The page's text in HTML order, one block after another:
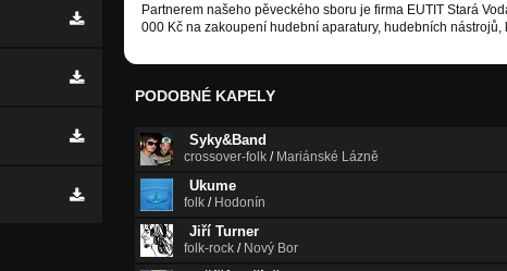
Partnerem našeho pěveckého sboru je firma EUTIT Stará
000 Kč na zakoupení hudební aparatury, hudebních nástrojů,
PODOBNÉ KAPELY
Syky&Band
crossover-folk / Mariánské Lázně
Ukume
folk / Hodonín
Jiří Turner
folk-rock / Nový Bor